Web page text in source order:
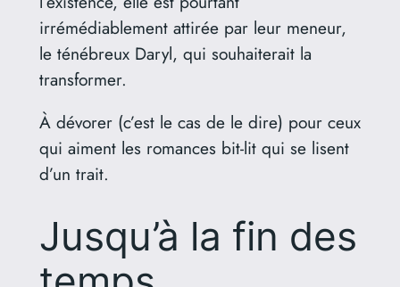
irrémédiablement attirée par leur meneur,
le ténébreux Daryl, qui souhaiterait la
transformer.
À dévorer (c’est le cas de le dire) pour ceux
qui aiment les romances bit-lit qui se lisent
d’un trait.
Jusqu’à la fin des